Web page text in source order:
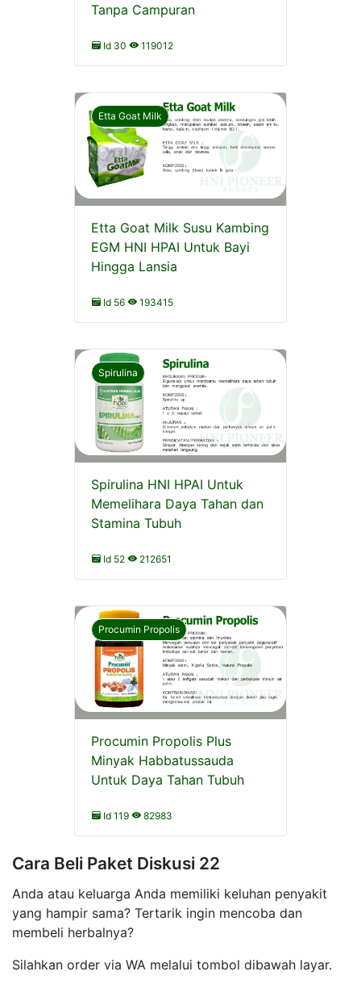
Tanpa Campuran
Id 30 119012
Etta Goat Milk
Etta Goat Milk Susu Kambing
EGM HNI HPAI Untuk Bayi
Hingga Lansia
Id 56 193415
Spirulina
Spirulina HNI HPAI Untuk
Memelihara Daya Tahan dan
Stamina Tubuh
Id 52 212651
Procumin Propolis
Procumin Propolis Plus
Minyak Habbatussauda
Untuk Daya Tahan Tubuh
Id 119 82983
Cara Beli Paket Diskusi 22
Anda atau keluarga Anda memiliki keluhan penyakit
yang hampir sama? Tertarik ingin mencoba dan
membeli herbalnya?
Silahkan order via WA melalui tombol dibawah layar.